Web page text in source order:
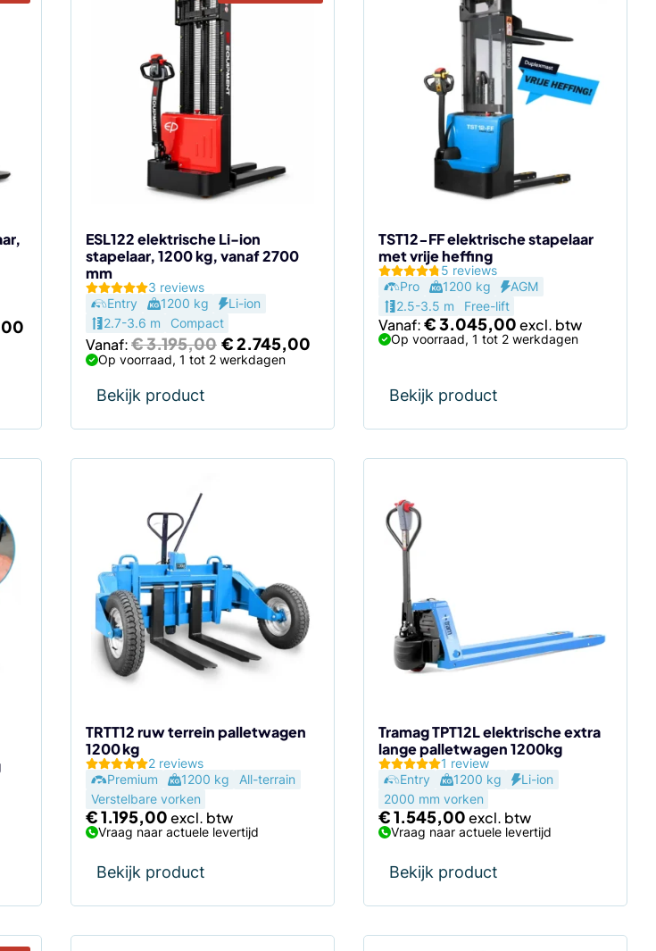
Huidige
€ 2.895,00.
ESL122 elektrische Li-ion
stapelaar, 1200 kg, vanaf 2700
mm
3 reviews
Entry
1200 kg
Li-ion
2.7-3.6 m
Compact
Vanaf:€3.195,00 Oorspronkelijke
prijs
€2.745,00Huidige
€ 2.745,00.
Op voorraad, 1 tot 2 werkdagen
Bekijk product
meerdere
de
productpagina
TST12-FF elektrische stapelaar
met vrije heffing
5 reviews
Pro
1200 kg
AGM
2.5-3.5 m
Free-lift
Vanaf:€3.045,00
Op voorraad, 1 tot 2 werkdagen
Bekijk product
meerdere
variaties.
de
productpagina
TRTT12 ruw terrein palletwagen
1200 kg
2 reviews
Premium
1200 kg
All-terrain
Verstelbare vorken
€1.195,00
Vraag naar actuele levertijd
Bekijk product
Tramag TPT12L elektrische extra
lange palletwagen 1200kg
1 review
Entry
1200 kg
Li-ion
2000 mm vorken
€1.545,00
Vraag naar actuele levertijd
Bekijk product